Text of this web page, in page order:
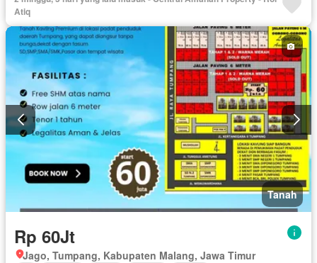
Atiq
Tanah
Rp 60Jt
Jago, Tumpang, Kabupaten Malang, Jawa Timur